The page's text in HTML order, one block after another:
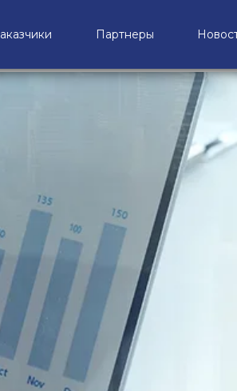
Партнеры